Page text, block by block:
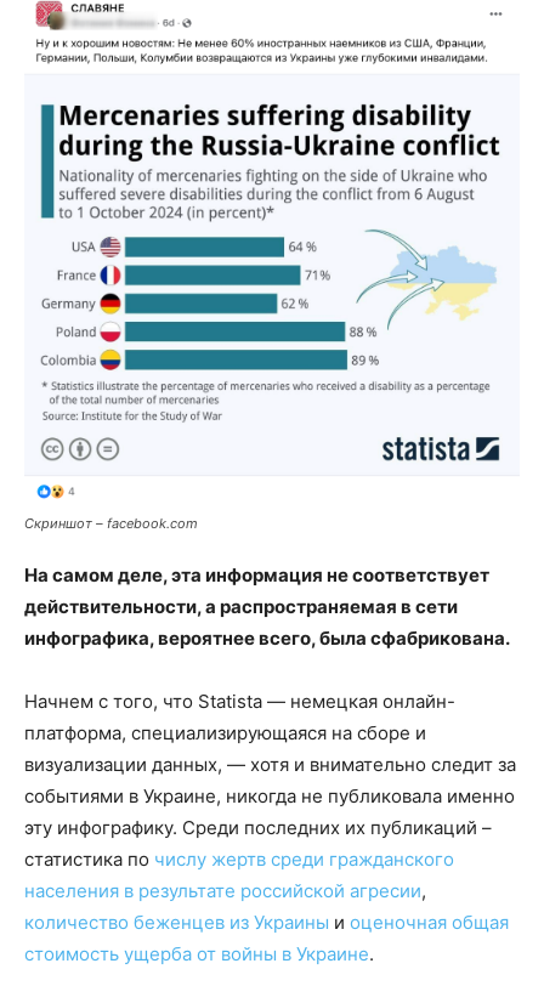
Скриншот – facebook.com
На самом деле, эта информация не соответствует
действительности, а распространяемая в сети
инфографика, вероятнее всего, была сфабрикована.
Начнем с того, что Statista — немецкая онлайн-
платформа, специализирующаяся на сборе и
визуализации данных, — хотя и внимательно следит за
событиями в Украине, никогда не публиковала именно
эту инфографику. Среди последних их публикаций –
статистика по числу жертв среди гражданского
населения в результате российской агресии,
количество беженцев из Украины и оценочная общая
стоимость ущерба от войны в Украине.